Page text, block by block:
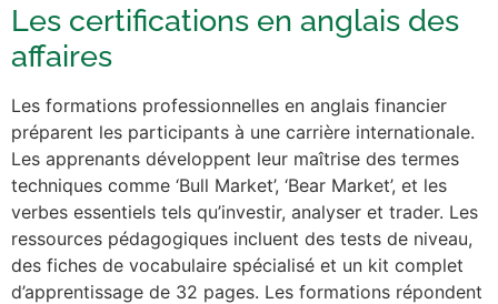
Les certifications en anglais des
affaires
Les formations professionnelles en anglais financier
préparent les participants à une carrière internationale.
Les apprenants développent leur maîtrise des termes
techniques comme ‘Bull Market’, ‘Bear Market’, et les
verbes essentiels tels qu’investir, analyser et trader. Les
ressources pédagogiques incluent des tests de niveau,
des fiches de vocabulaire spécialisé et un kit complet
d’apprentissage de 32 pages. Les formations répondent